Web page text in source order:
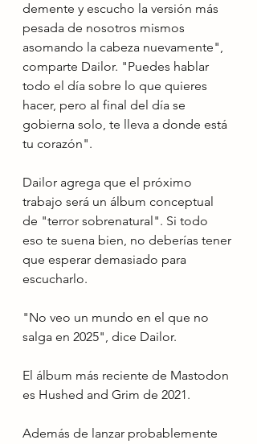
demente y escucho la versión más
pesada de nosotros mismos
asomando la cabeza nuevamente",
comparte Dailor. "Puedes hablar
todo el día sobre lo que quieres
hacer, pero al final del día se
gobierna solo, te lleva a donde está
tu corazón".
Dailor agrega que el próximo
trabajo será un álbum conceptual
de "terror sobrenatural". Si todo
eso te suena bien, no deberías tener
que esperar demasiado para
escucharlo.
"No veo un mundo en el que no
salga en 2025", dice Dailor.
El álbum más reciente de Mastodon
es Hushed and Grim de 2021.
Además de lanzar probablemente